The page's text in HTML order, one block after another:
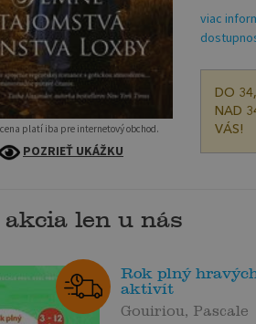
platí iba pre internetový obchod.
POZRIEŤ UKÁŽKU
viac
DO
NAD
VÁS!
len u nás
Rok plný
aktivít
Gouiriou, Pascale